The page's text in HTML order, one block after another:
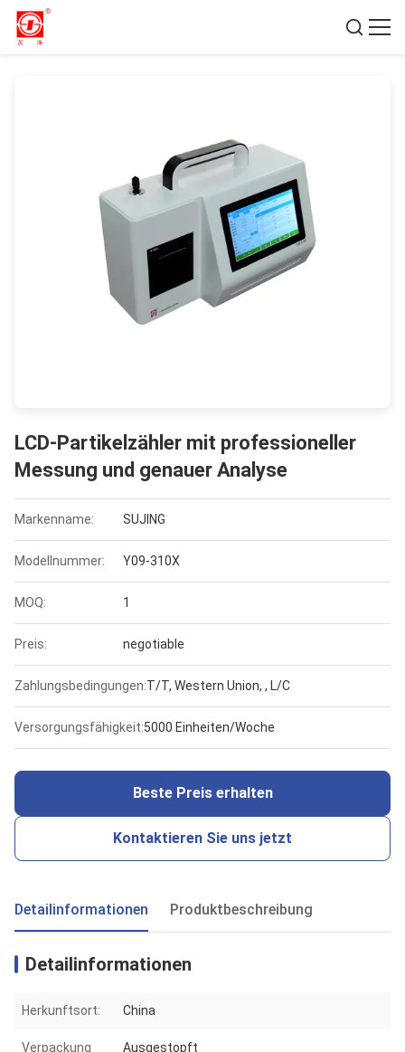
LCD-Partikelzähler mit professioneller
Messung und genauer Analyse
Markenname: SUJING
Modellnummer: Y09-310X
MOQ: 1
Preis: negotiable
Zahlungsbedingungen:T/T, Western Union, , L/C
Versorgungsfähigkeit:5000 Einheiten/Woche
Beste Preis erhalten
Kontaktieren Sie uns jetzt
Detailinformationen Produktbeschreibung
Detailinformationen
Herkunftsort: China
Verpackung
Ausgestopft